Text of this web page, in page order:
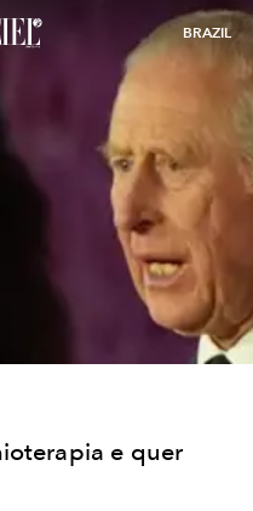
BRAZIL
e quer